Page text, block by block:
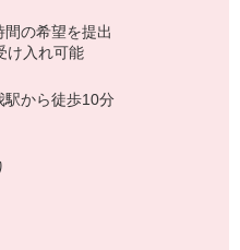
間の希望を提出
け入れ可能
駅から徒歩10分